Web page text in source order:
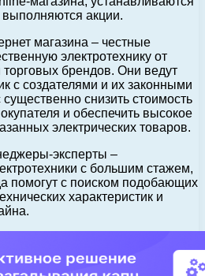
акции.
магазина – честные
электротехнику от
брендов. Они ведут
с создателями и их законными
снизить стоимость
и обеспечить высокое
электрических товаров.
эксперты –
с большим стажем,
помогут с поиском подобающих
характеристик и